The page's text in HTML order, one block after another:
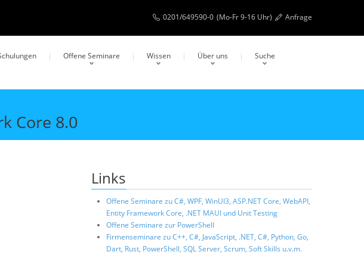
0201/649590-0 (Mo-Fr 9-16 Uhr) Anfrage
Offene Seminare Wissen Über uns Suche
Core 8.0
Links
Offene Seminare zu C#, WPF, WinUI3, ASP.NET Core, WebAPI,
Entity Framework Core, .NET MAUI und Unit Testing
Offene Seminare zur PowerShell
Firmenseminare zu C++, C#, JavaScript, .NET, C#, Python, Go,
Dart, Rust, PowerShell, SQL Server, Scrum, Soft Skills u.v.m.